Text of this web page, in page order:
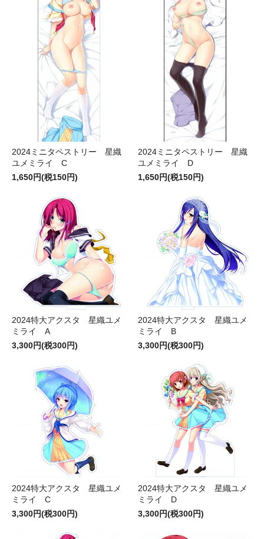
2024ミニタペストリー 星織
ユメミライ C
1,650円(税150円)
2024ミニタペストリー 星織
ユメミライ D
1,650円(税150円)
2024特大アクスタ 星織ユメ
ミライ A
3,300円(税300円)
2024特大アクスタ 星織ユメ
ミライ B
3,300円(税300円)
2024特大アクスタ 星織ユメ
ミライ C
3,300円(税300円)
2024特大アクスタ 星織ユメ
ミライ D
3,300円(税300円)